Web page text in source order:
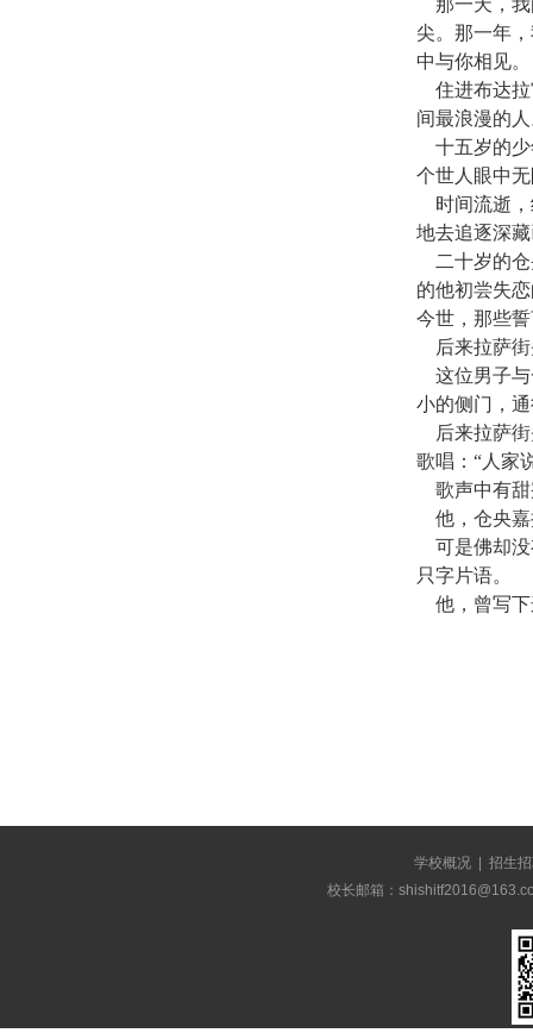
那一天，我
尖。那一年
中与你相见。
住进布达拉
间最浪漫的
十五岁的少
个世人眼中
时间流逝，
地去追逐深
二十岁的仓
的他初尝失
今世，那些
后来拉萨街
这位男子与
小的侧门，
后来拉萨街
歌唱：“人家
歌声中有甜
他，仓央嘉
可是佛却没
只字片语。
他，曾写下
学校概况
招生
校长邮箱：